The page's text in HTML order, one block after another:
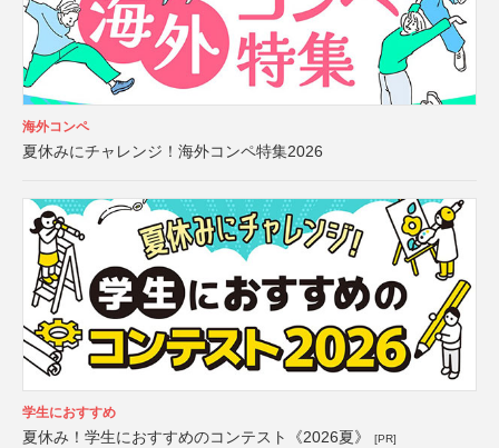
海外コンペ
夏休みにチャレンジ！海外コンペ特集2026
学生におすすめ
夏休み！学生におすすめのコンテスト《2026夏》 [PR]